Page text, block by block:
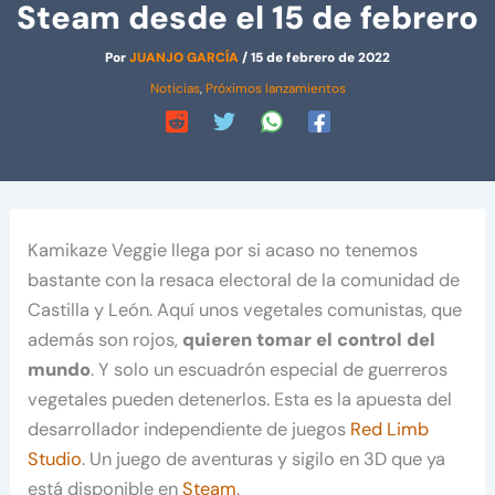
Steam desde el 15 de febrero
PorJUANJO GARCÍA/15 de febrero de 2022
Noticias, Próximos lanzamientos
Kamikaze Veggie llega por si acaso no tenemos
bastante con la resaca electoral de la comunidad de
Castilla y León. Aquí unos vegetales comunistas, que
además son rojos, quieren tomar el control del
mundo. Y solo un escuadrón especial de guerreros
vegetales pueden detenerlos. Esta es la apuesta del
desarrollador independiente de juegos Red Limb
Studio. Un juego de aventuras y sigilo en 3D que ya
está disponible enSteam.